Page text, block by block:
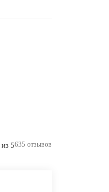
из 5635 отзывов